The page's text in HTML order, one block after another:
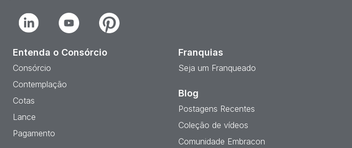
Linkedin Youtube Pinterest
Entenda o Consórcio
Consórcio
Contemplação
Cotas
Lance
Pagamento
Franquias
Seja um Franqueado
Blog
Postagens Recentes
Coleção de vídeos
Comunidade Embracon